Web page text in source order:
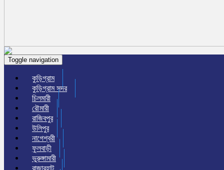
Toggle navigation
কুড়িগ্রাম
কুড়িগ্রাম সদর
চিলমারী
রৌমারী
রাজিবপুর
উলিপুর
নাগেশ্বরী
ফুলবাড়ী
ভুরুঙ্গামারী
রাজারহাট